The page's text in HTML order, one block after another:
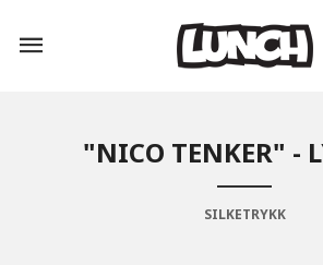
innholdet
"NICO TENKER" -
SILKETRYKK